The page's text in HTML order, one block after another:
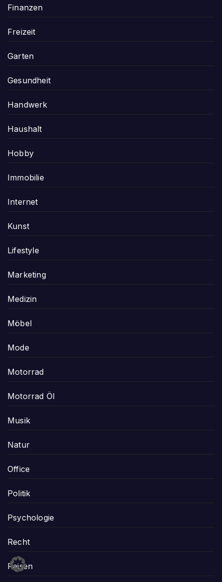
Finanzen
Freizeit
Garten
Gesundheit
Handwerk
Haushalt
Hobby
Immobilie
Internet
Kunst
Lifestyle
Marketing
Medizin
Möbel
Mode
Motorrad
Motorrad Öl
Musik
Natur
Office
Politik
Psychologie
Recht
Reisen